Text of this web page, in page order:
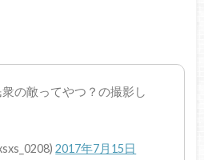
の敵ってやつ？の撮影し
2017年7月15日